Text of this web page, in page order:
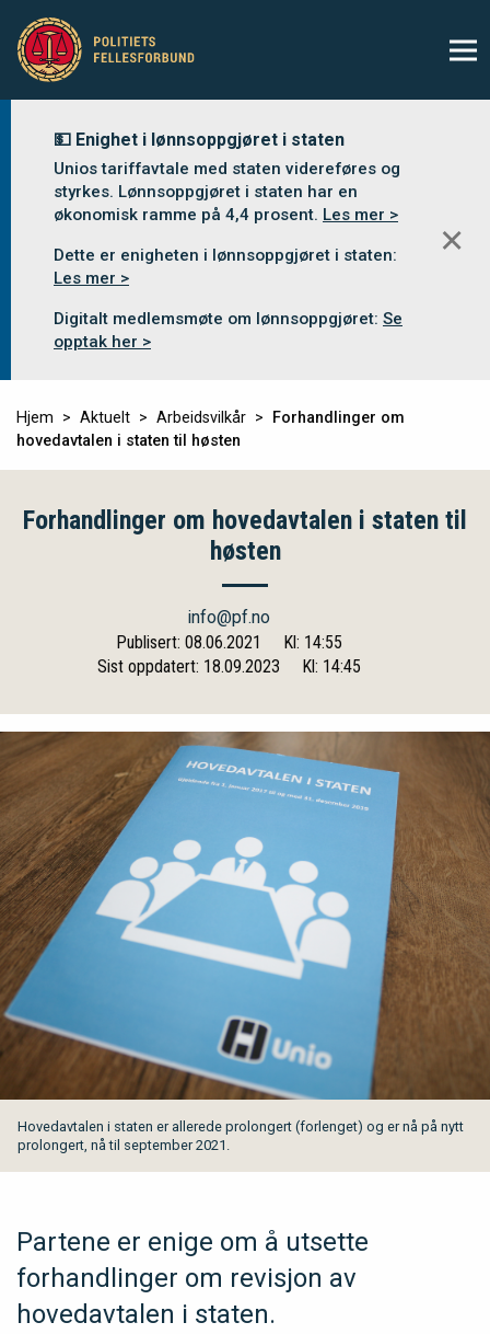
💵 Enighet i lønnsoppgjøret i staten
Unios tariffavtale med staten videreføres og
styrkes. Lønnsoppgjøret i staten har en
økonomisk ramme på 4,4 prosent. Les mer >
Dette er enigheten i lønnsoppgjøret i staten:
Les mer >
Digitalt medlemsmøte om lønnsoppgjøret: Se
opptak her >
✕
Hjem Aktuelt Arbeidsvilkår
Forhandlinger om
hovedavtalen i staten til høsten
Forhandlinger om hovedavtalen i staten til
høsten
info@pf.no
Publisert: 08.06.2021
Kl: 14:55
Sist oppdatert: 18.09.2023
Kl: 14:45
Hovedavtalen i staten er allerede prolongert (forlenget) og er nå på nytt
prolongert, nå til september 2021.
Partene er enige om å utsette
forhandlinger om revisjon av
hovedavtalen i staten.